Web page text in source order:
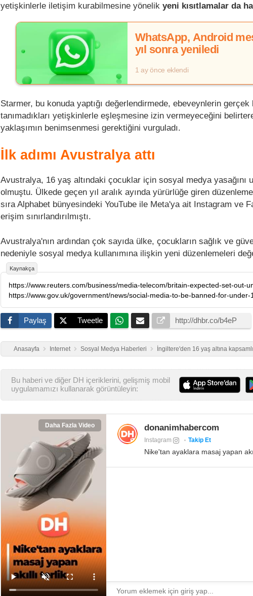
yetişkinlerle iletişim kurabilmesine yönelik yeni kısıtlamalar da
WhatsApp, Android
yıl sonra yeniledi
1 ay önce eklendi
Starmer, bu konuda yaptığı değerlendirmede, ebeveynlerin gerçek
tanımadıkları yetişkinlerle eşleşmesine izin vermeyeceğini
yaklaşımın benimsenmesi gerektiğini vurguladı.
İlk adımı Avustralya attı
Avustralya, 16 yaş altındaki çocuklar için sosyal medya yasağını
olmuştu. Ülkede geçen yıl aralık ayında yürürlüğe giren
sıra Alphabet bünyesindeki YouTube ile Meta'ya ait Instagram ve
erişim sınırlandırılmıştı.
Avustralya'nın ardından çok sayıda ülke, çocukların sağlık ve
nedeniyle sosyal medya kullanımına ilişkin yeni düzenlemeleri
Kaynakça
Paylaş Tweetle
Anasayfa Internet Sosyal Medya Haberleri İngiltere'den 16 yaş altına
Bu haberi ve diğer DH içeriklerini, gelişmiş mobil
uygulamamızı kullanarak görüntüleyin:
Daha Fazla Video donanimhabercom
Instagram Takip Et
Nike'tan ayaklara masaj yapan